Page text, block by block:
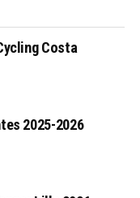
Costa
2025-2026